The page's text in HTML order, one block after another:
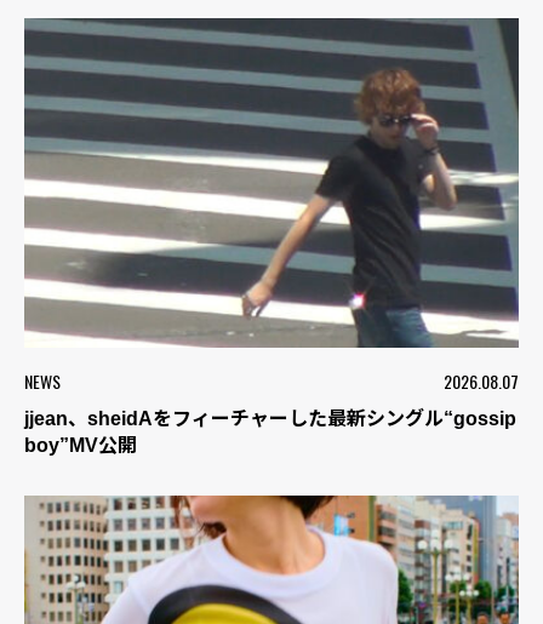
NEWS 2026.08.07
jjean、sheidAをフィーチャーした最新シングル“gossip
boy”MV公開